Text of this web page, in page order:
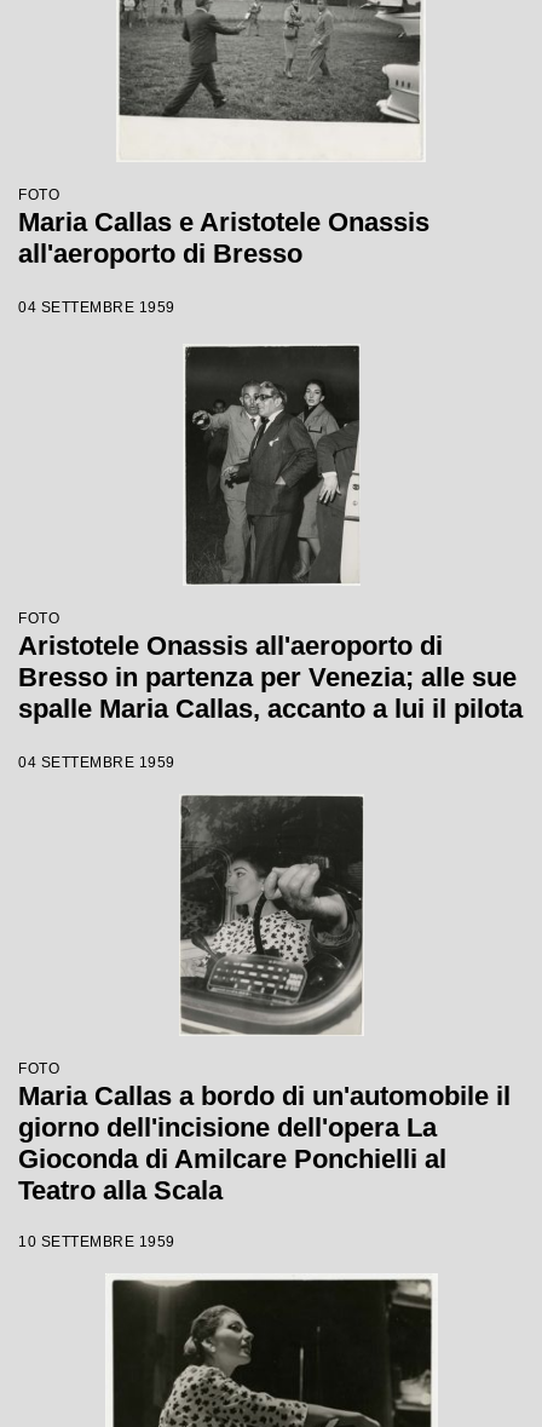
FOTO
Maria Callas e Aristotele Onassis
all'aeroporto di Bresso
04 SETTEMBRE 1959
FOTO
Aristotele Onassis all'aeroporto di
Bresso in partenza per Venezia; alle sue
spalle Maria Callas, accanto a lui il pilota
04 SETTEMBRE 1959
FOTO
Maria Callas a bordo di un'automobile il
giorno dell'incisione dell'opera La
Gioconda di Amilcare Ponchielli al
Teatro alla Scala
10 SETTEMBRE 1959